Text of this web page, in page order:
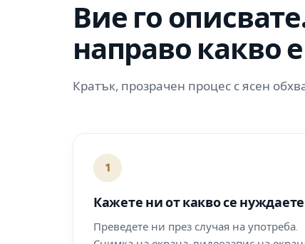
Вие го
направо какво
Кратък, прозрачен процес с ясен
1
Кажете ни от какво се нуждаете
Преведете ни през случая на употреба.